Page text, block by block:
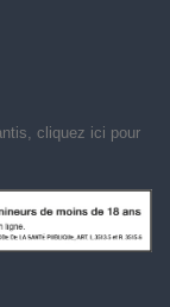
cliquez ici pour